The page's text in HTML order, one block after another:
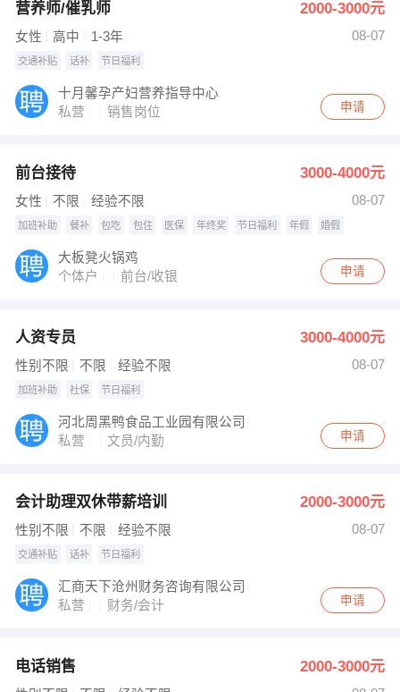
营养师/催乳师 2000-3000元
女性 高中 1-3年 08-07
交通补贴 话补 节日福利
十月馨孕产妇营养指导中心
私营
销售岗位 申请
前台接待 3000-4000元
女性 不限 经验不限 08-07
加班补助 餐补 包吃 包住 医保 年终奖 节日福利 年假 婚假
大板凳火锅鸡
个体户
前台/收银 申请
人资专员 3000-4000元
性别不限 不限 经验不限 08-07
加班补助 社保 节日福利
河北周黑鸭食品工业园有限公司
私营
文员/内勤 申请
会计助理双休带薪培训 2000-3000元
性别不限 不限 经验不限 08-07
交通补贴 话补 节日福利
汇商天下沧州财务咨询有限公司
私营
财务/会计 申请
电话销售 2000-3000元